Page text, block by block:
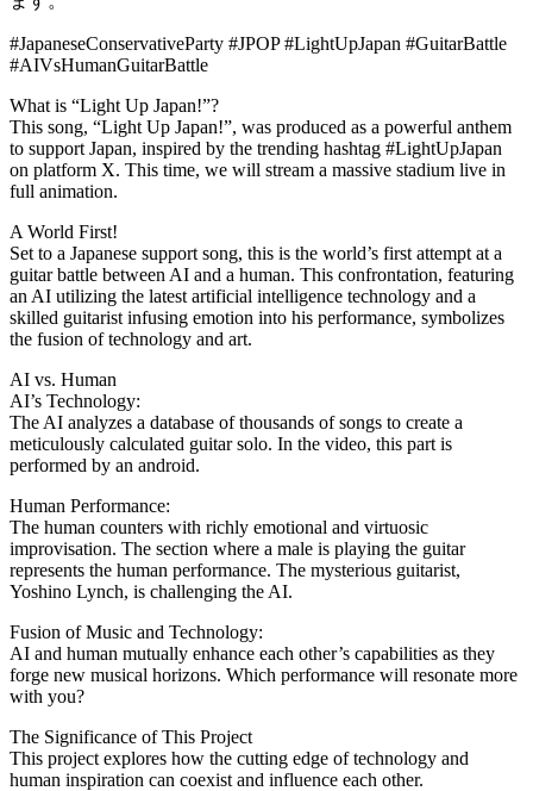
#JapaneseConservativeParty #JPOP #LightUpJapan #GuitarBattle
#AIVsHumanGuitarBattle
What is “Light Up Japan!”?
This song, “Light Up Japan!”, was produced as a powerful anthem
to support Japan, inspired by the trending hashtag #LightUpJapan
on platform X. This time, we will stream a massive stadium live in
full animation.
A World First!
Set to a Japanese support song, this is the world’s first attempt at a
guitar battle between AI and a human. This confrontation, featuring
an AI utilizing the latest artificial intelligence technology and a
skilled guitarist infusing emotion into his performance, symbolizes
the fusion of technology and art.
AI vs. Human
AI’s Technology:
The AI analyzes a database of thousands of songs to create a
meticulously calculated guitar solo. In the video, this part is
performed by an android.
Human Performance:
The human counters with richly emotional and virtuosic
improvisation. The section where a male is playing the guitar
represents the human performance. The mysterious guitarist,
Yoshino Lynch, is challenging the AI.
Fusion of Music and Technology:
AI and human mutually enhance each other’s capabilities as they
forge new musical horizons. Which performance will resonate more
with you?
The Significance of This Project
This project explores how the cutting edge of technology and
human inspiration can coexist and influence each other.